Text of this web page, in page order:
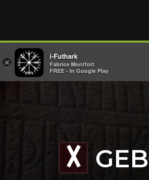
G
×
i-Futhark
Fabrice Montfort
FREE - In Google Play